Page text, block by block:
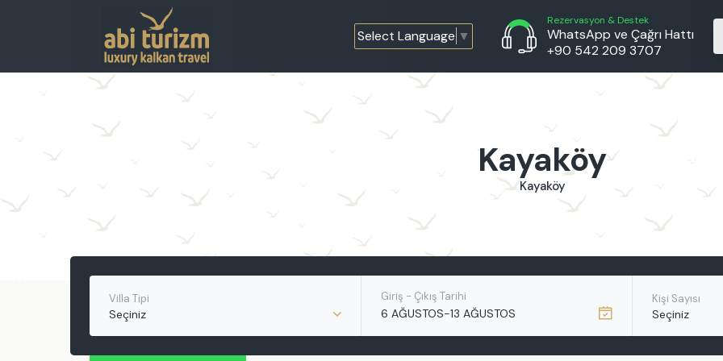
Select Language ▼
Rezervasyon & Destek
WhatsApp ve Çağrı Hattı
+90 542 209 3707
Kayaköy
Kayaköy
Villa Tipi
Seçiniz
Giriş - Çıkış Tarihi
6 AĞUSTOS-13 AĞUSTOS
Kişi Sayısı
Seçiniz